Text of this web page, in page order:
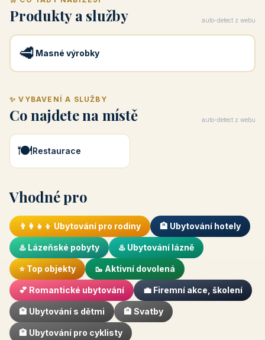
Produkty a služby auto-detect z webu
🥩 Masné výrobky
✨ VYBAVENÍ A SLUŽBY
Co najdete na místě auto-detect z webu
🍽️Restaurace
Vhodné pro
👨‍👩‍👧‍👦 Ubytování pro rodiny 🏨 Ubytování hotely
♨️ Lázeňské pobyty ♨️ Ubytování lázně
⭐ Top objekty 🥾 Aktivní dovolená
💕 Romantické ubytování 💼 Firemní akce, školení
🏨 Ubytování s dětmi 🏨 Svatby
🏨 Ubytování pro cyklisty